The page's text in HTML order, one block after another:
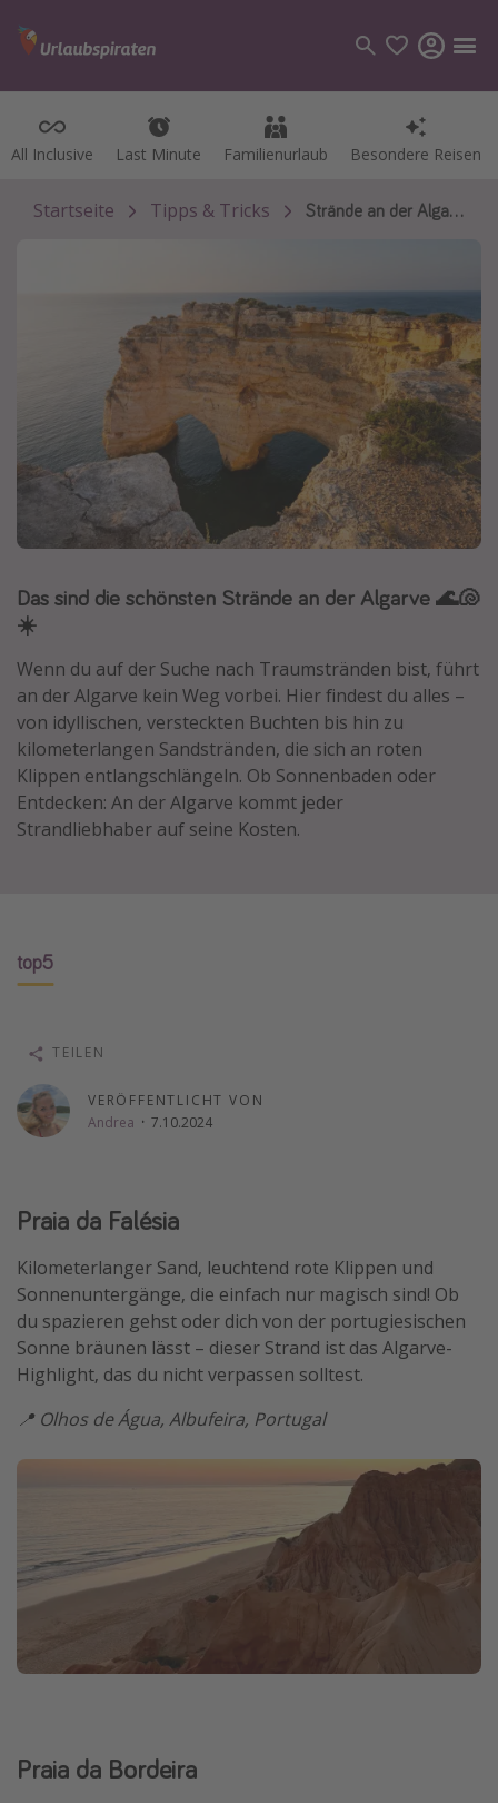
All Inclusive Last Minute Familienurlaub Besondere Reisen
All Inclusive Last Minute Familienurlaub Besondere Reisen
Kategorien
Flüge
Bodensee Urlaub
Gozo Urlaub
Normandie Urlaub
St. Lucia Urlaub
Kefalonia Urlaub
Krabi Urlaub
Tulum Urlaub
Sri Lanka Rundreise
Japan Rundreise
Reisethemen
Disneyland Paris
Roadtrips
Singlereisen
Strandurlaub
Gruppenreisen
Hotels in Amsterdam
Weitere Themen
Reise Journal
Familienurlaub in der Türkei
Rundreisen in Thailand
Bahnreisen in der Schweiz
Silvesterreisen
Last Minute Urlaub Mallorca
Last Minute Urlaub Deutschland
Startseite Tipps & Tricks Strände an der Algarve
Das sind die schönsten Strände an der Algarve 🌊🐚
☀️
Wenn du auf der Suche nach Traumstränden bist, führt
an der Algarve kein Weg vorbei. Hier findest du alles –
von idyllischen, versteckten Buchten bis hin zu
kilometerlangen Sandstränden, die sich an roten
Klippen entlangschlängeln. Ob Sonnenbaden oder
Entdecken: An der Algarve kommt jeder
Strandliebhaber auf seine Kosten.
top5
VERÖFFENTLICHT VON
Andrea · 7.10.2024
TEILEN
Praia da Falésia
Kilometerlanger Sand, leuchtend rote Klippen und
Sonnenuntergänge, die einfach nur magisch sind! Ob
du spazieren gehst oder dich von der portugiesischen
Sonne bräunen lässt – dieser Strand ist das Algarve-
Highlight, das du nicht verpassen solltest.
📍 Olhos de Água, Albufeira, Portugal
Praia da Bordeira